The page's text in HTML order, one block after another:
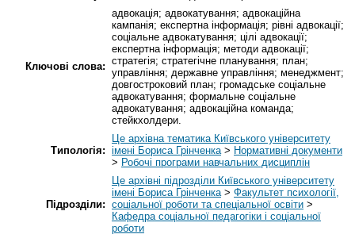
Ключові слова:
адвокація; адвокатування; адвокаційна
кампанія; експертна інформація; рівні адвокації;
соціальне адвокатування; цілі адвокації;
експертна інформація; методи адвокації;
стратегія; стратегічне планування; план;
управління; державне управління; менеджмент;
довгостроковий план; громадське соціальне
адвокатування; формальне соціальне
адвокатування; адвокаційна команда;
стейкхолдери.
Типологія:
Це архівна тематика Київського університету
імені Бориса Грінченка> Нормативні документи
> Робочі програми навчальних дисциплін
Підрозділи:
Це архівні підрозділи Київського університету
імені Бориса Грінченка> Факультет психології,
соціальної роботи та спеціальної освіти >
Кафедра соціальної педагогіки і соціальної
роботи